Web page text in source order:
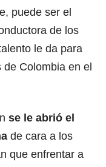
puede ser el
de los
le da para
de Colombia en el
se le abrió el
de cara a los
que enfrentar a